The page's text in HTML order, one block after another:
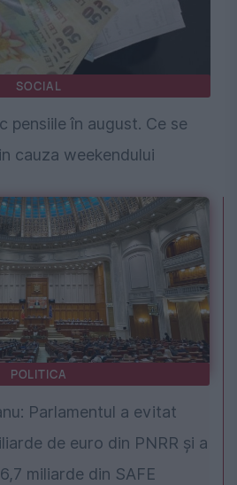
SOCIAL
pensiile în august. Ce se
cauza weekendului
POLITICA
Parlamentul a evitat
de euro din PNRR și a
miliarde din SAFE